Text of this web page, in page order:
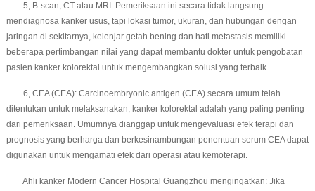
5, B-scan, CT atau MRI: Pemeriksaan ini secara tidak langsung
mendiagnosa kanker usus, tapi lokasi tumor, ukuran, dan hubungan dengan
jaringan di sekitarnya, kelenjar getah bening dan hati metastasis memiliki
beberapa pertimbangan nilai yang dapat membantu dokter untuk pengobatan
pasien kanker kolorektal untuk mengembangkan solusi yang terbaik.
6, CEA (CEA): Carcinoembryonic antigen (CEA) secara umum telah
ditentukan untuk melaksanakan, kanker kolorektal adalah yang paling penting
dari pemeriksaan. Umumnya dianggap untuk mengevaluasi efek terapi dan
prognosis yang berharga dan berkesinambungan penentuan serum CEA dapat
digunakan untuk mengamati efek dari operasi atau kemoterapi.
Ahli kanker Modern Cancer Hospital Guangzhou mengingatkan: Jika